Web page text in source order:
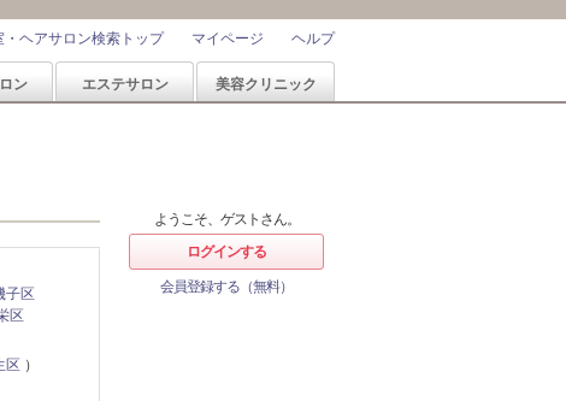
ヘルプ
マイページ
・ヘアサロン検索トップ
ン エステサロン 美容クリニック
子区
区
区
ようこそ、ゲストさん。
ログインする
会員登録する（無料）